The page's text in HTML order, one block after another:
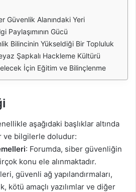
Güvenlik Alanındaki Yeri
Paylaşımının Gücü
Bilincinin Yükseldiği Bir Topluluk
Şapkalı Hackleme Kültürü
İçin Eğitim ve Bilinçlenme
aşağıdaki başlıklar altında
ve bilgilerle doludur:
: Forumda, siber güvenliğin
konu ele alınmaktadır.
güvenli ağ yapılandırmaları,
kötü amaçlı yazılımlar ve diğer